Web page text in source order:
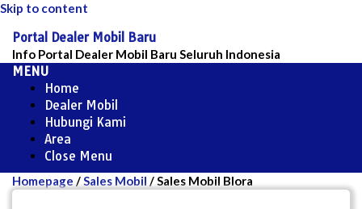
Skip to content
Portal Dealer Mobil Baru
Info Portal Dealer Mobil Baru Seluruh Indonesia
MENU
Home
Dealer Mobil
Hubungi Kami
Area
Close Menu
Homepage /Sales Mobil /Sales Mobil Blora